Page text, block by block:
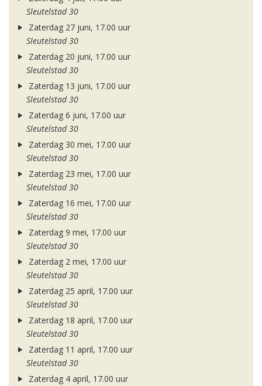
Sleutelstad 30
Zaterdag 27 juni, 17.00 uur
Sleutelstad 30
Zaterdag 20 juni, 17.00 uur
Sleutelstad 30
Zaterdag 13 juni, 17.00 uur
Sleutelstad 30
Zaterdag 6 juni, 17.00 uur
Sleutelstad 30
Zaterdag 30 mei, 17.00 uur
Sleutelstad 30
Zaterdag 23 mei, 17.00 uur
Sleutelstad 30
Zaterdag 16 mei, 17.00 uur
Sleutelstad 30
Zaterdag 9 mei, 17.00 uur
Sleutelstad 30
Zaterdag 2 mei, 17.00 uur
Sleutelstad 30
Zaterdag 25 april, 17.00 uur
Sleutelstad 30
Zaterdag 18 april, 17.00 uur
Sleutelstad 30
Zaterdag 11 april, 17.00 uur
Sleutelstad 30
Zaterdag 4 april, 17.00 uur